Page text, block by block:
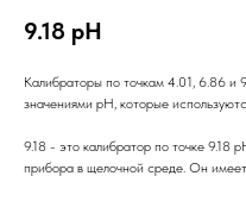
9.18 pH
Калибраторы по точкам 4.01, 6.86 и
значениями pH, которые
9.18 - это калибратор по точке 9.18
прибора в щелочной среде. Он